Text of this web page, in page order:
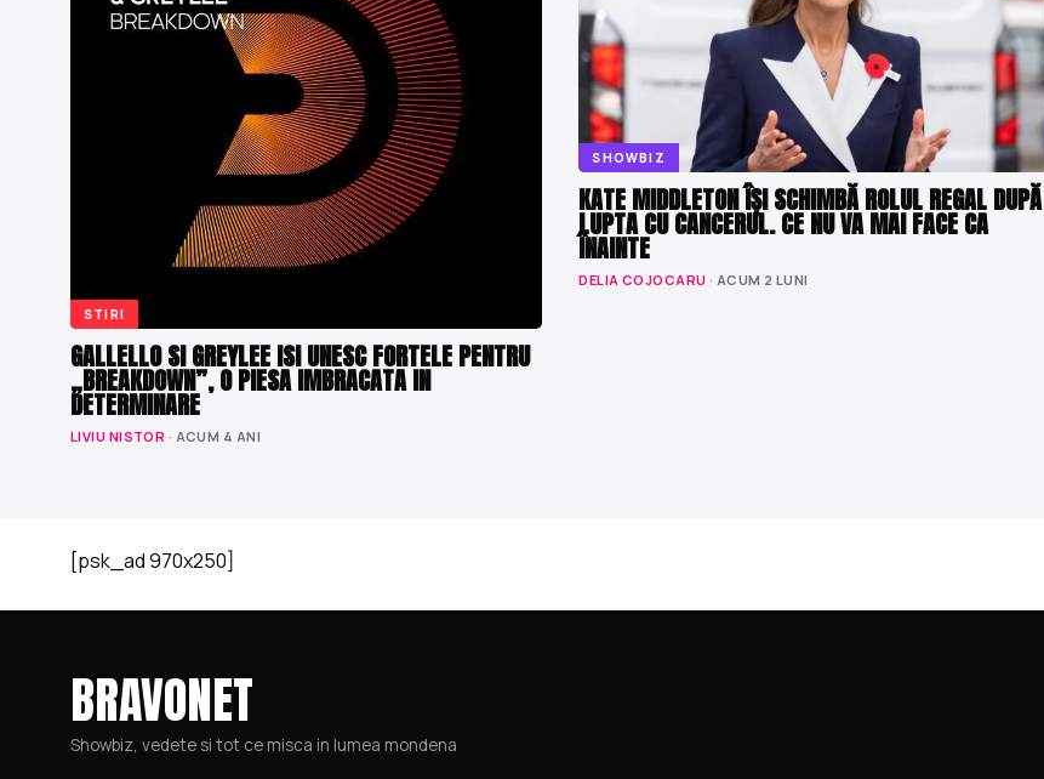
STIRI
GALLELLO SI GREYLEE ISI UNESC FORTELE PENTRU
„BREAKDOWN”, O PIESA IMBRACATA IN
DETERMINARE
LIVIU NISTOR · ACUM 4 ANI
SHOWBIZ
KATE MIDDLETON ÎȘI SCHIMBĂ ROLUL REGAL DUPĂ
LUPTA CU CANCERUL. CE NU VA MAI FACE CA
ÎNAINTE
DELIA COJOCARU · ACUM 2 LUNI
[psk_ad 970x250]
BRAVONET
Showbiz, vedete si tot ce misca in lumea mondena